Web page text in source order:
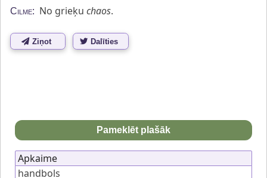
Cilme: No grieķu chaos.
Ziņot Dalīties
Pameklēt plašāk
Apkaime
handbols